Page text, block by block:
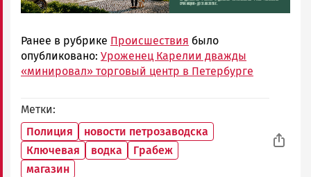
Ранее в рубрике Происшествия было
опубликовано: Уроженец Карелии дважды
«минировал» торговый центр в Петербурге
Метки
Полиция
новости петрозаводска
Ключевая
водка
Грабеж
магазин